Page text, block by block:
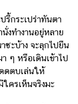
ระเปร่าทันตา
งทำงานอยู่หลาย
ซะบ้าง จะลุกไปยืน
ๆ หรือเดินเข้าไป
ดตบเล่นให้
ครเห็นจริงมะ